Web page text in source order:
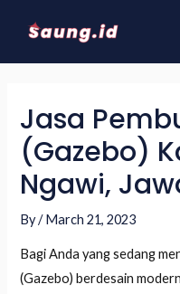
Jasa
(Gazebo)
Ngawi,
By/March 21, 2023
Bagi Anda yang sedang
(Gazebo) berdesain